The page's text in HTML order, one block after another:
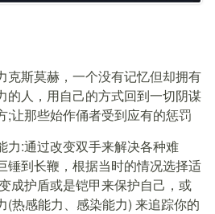
克斯莫赫，一个没有记忆但却拥有
的人，用自己的方式回到一切阴谋
那些始作俑者受到应有的惩罚
力:通过改变双手来解决各种难
锤到长鞭，根据当时的情况选择适
成护盾或是铠甲来保护自己，或
(热感能力、感染能力) 来追踪你的